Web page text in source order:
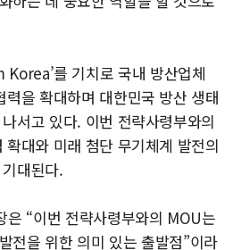
Korea’를 기치로 국내 방산업체
력을 확대하며 대한민국 방산 생태
서고 있다. 이번 전략사령부와의
확대와 미래 첨단 무기체계 발전의
대된다.
“이번 전략사령부와의 MOU는
전을 위한 의미 있는 출발점”이라